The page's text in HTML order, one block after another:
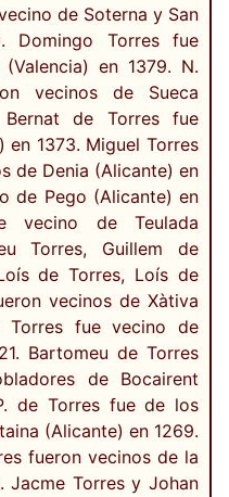
de Soterna y San
Domingo Torres fue
en 1379. N.
vecinos de Sueca
Bernat de Torres fue
en 1373. Miguel Torres
de Denia (Alicante) en
de Pego (Alicante) en
vecino de Teulada
Torres, Guillem de
de Torres, Loís de
vecinos de Xàtiva
Torres fue vecino de
Bartomeu de Torres
de Bocairent
de Torres fue de los
(Alicante) en 1269.
fueron vecinos de la
Jacme Torres y Johan